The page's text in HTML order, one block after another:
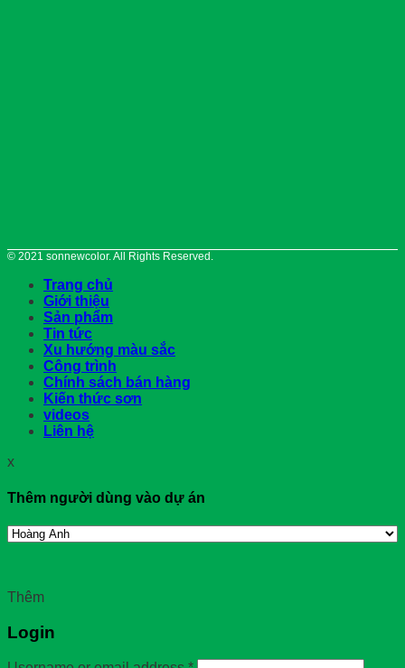
© 2021 sonnewcolor. All Rights Reserved.
Trang chủ
Giới thiệu
Sản phẩm
Tin tức
Xu hướng màu sắc
Công trình
Chính sách bán hàng
Kiến thức sơn
videos
Liên hệ
x
Thêm người dùng vào dự án
Thêm
Login